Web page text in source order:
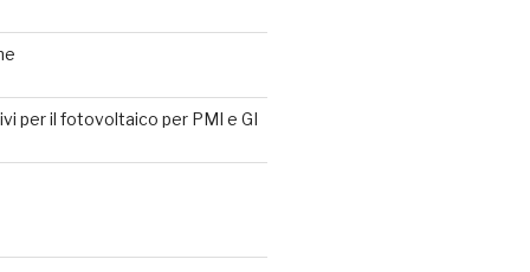
per il fotovoltaico per PMI e GI